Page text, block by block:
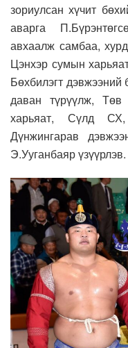
зориулсан хүчит
аварга
авхаалж самбаа,
Цэнхэр сумын
Бөхбилэгт
даван түрүүлж,
харьяат, Сүлд
Дүнжингарав
Э.Ууганбаяр үзүүрлэв.